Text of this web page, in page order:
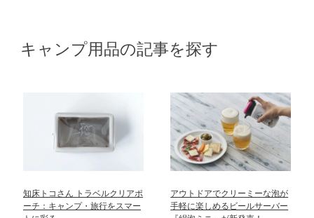
キャンプ用品の記事を探す
知床トコさん トラベルクリアポ
ーチ：キャンプ・旅行をスマー
アウトドアでクリーミーな泡が
手軽に楽しめるビールサーバー